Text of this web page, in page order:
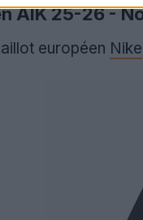
AIK 25-26 -
européen Nike